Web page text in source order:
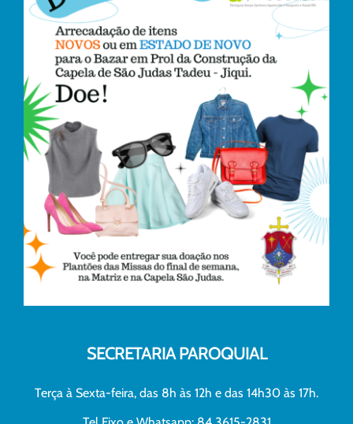
SECRETARIA PAROQUIAL
Terça à Sexta-feira, das 8h às 12h e das 14h30 às 17h.